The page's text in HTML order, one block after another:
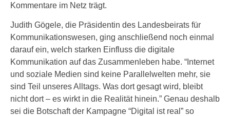
Kommentare im Netz trägt.
Judith Gögele, die Präsidentin des Landesbeirats für
Kommunikationswesen, ging anschließend noch einmal
darauf ein, welch starken Einfluss die digitale
Kommunikation auf das Zusammenleben habe. “Internet
und soziale Medien sind keine Parallelwelten mehr, sie
sind Teil unseres Alltags. Was dort gesagt wird, bleibt
nicht dort – es wirkt in die Realität hinein.” Genau deshalb
sei die Botschaft der Kampagne “Digital ist real” so